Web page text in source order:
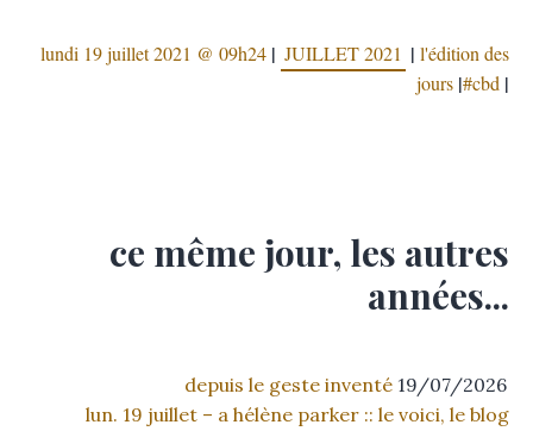
lundi 19 juillet 2021 @ 09h24 | JUILLET 2021 | l'édition des
jours | cbd |
ce même jour, les autres
années...
depuis le geste inventé 19/07/2026
lun. 19 juillet – a hélène parker :: le voici, le blog